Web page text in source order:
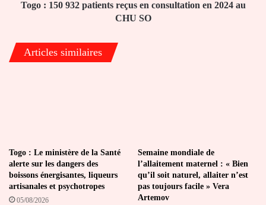
2024
SO
Togo : 150 932 patients reçus en consultation en 2024 au
CHU SO
Articles similaires
Togo : Le ministère de la Santé
alerte sur les dangers des
boissons énergisantes, liqueurs
artisanales et psychotropes
05/08/2026
Semaine mondiale de
l’allaitement maternel : « Bien
qu’il soit naturel, allaiter n’est
pas toujours facile » Vera
Artemov